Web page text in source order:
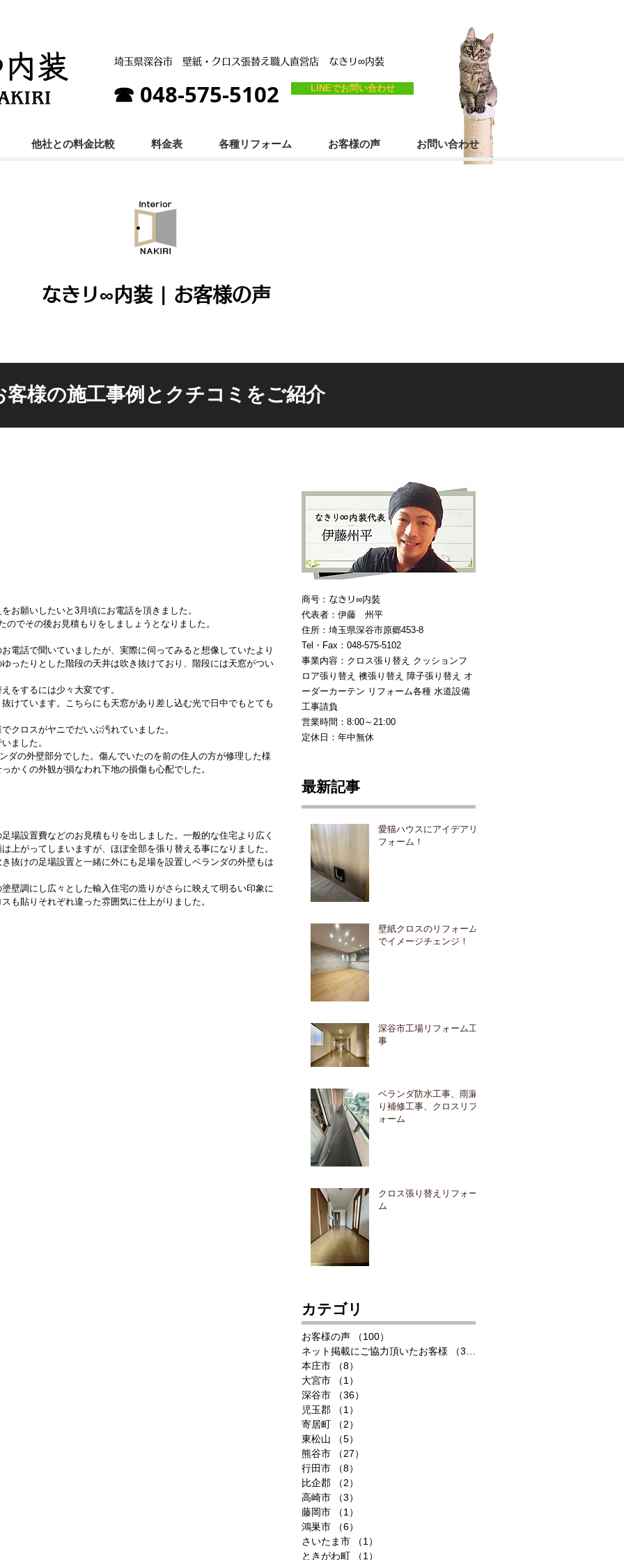
埼玉県深谷市 壁紙・クロス張替え職人直営店 なき リ ∞内装
☎ 048-575-5102 LINEでお問い合わせ
他社との料金比較 料金表 各種リフォーム お客様の声 お問い合わせ
なきリ∞内装 | お客様の声
客様の施工事例とクチコミをご紹介
お願いしたいと3月頃にお電話を頂きました。
でその後お見積もりをしましょうとなりました。
電話で聞いていましたが、実際に伺ってみると想像していたより
ったりとした階段の天井は吹き抜けており、階段には天窓がつい
をするには少々大変です。
けています。こちらにも天窓があり差し込む光で日中でもとても
クロスがヤニでだいぶ汚れていました。
ました。
ダの外壁部分でした。傷んでいたのを前の住人の方が修理した様
かくの外観が損なわれ下地の損傷も心配でした。
場設置費などのお見積もりを出しました。一般的な住宅より広く
上がってしまいますが、ほぼ全部を張り替える事になりました。
抜けの足場設置と一緒に外にも足場を設置しベランダの外壁もは
壁調にし広々とした輸入住宅の造りがさらに映えて明るい印象に
も貼りそれぞれ違った雰囲気に仕上がりました。
商号： なきリ∞内装
代表者：伊藤 州平
住所：埼玉県深谷市原郷453-8
Tel・Fax：048-575-5102
事業内容：クロス張り替え クッションフ
ロア張り替え 襖張り替え 障子張り替え オ
ーダーカーテン リフォーム各種 水道設備
工事請負
営業時間：8:00～21:00
定休日：年中無休
最新記事
愛猫ハウスにアイデアリ
フォーム！
壁紙クロスのリフォーム
でイメージチェンジ！
深谷市工場リフォーム工
事
ベランダ防水工事、雨漏
り補修工事、クロスリフ
ォーム
クロス張り替えリフォー
ム
カテゴリ
お客様の声 （100）
ネット掲載にご協力頂いたお客様
（33）
本庄市
（8）
大宮市
（1）
深谷市
（36）
児玉郡
（1）
寄居町
（2）
東松山
（5）
熊谷市
（27）
行田市
（8）
比企郡
（2）
高崎市
（3）
藤岡市
（1）
鴻巣市
（6）
さいたま市
（1）
ときがわ町
（1）